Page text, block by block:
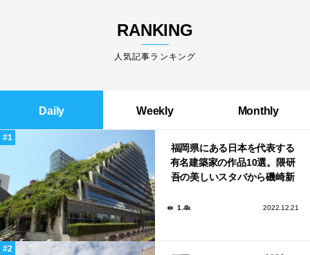
RANKING
人気記事ランキング
Daily Weekly Monthly
福岡県にある日本を代表する
有名建築家の作品10選。隈研
吾の美しいスタバから磯崎新
1.4k 2022.12.21